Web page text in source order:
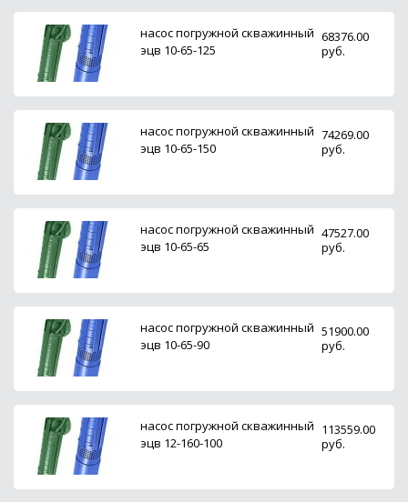
насос погружной скважинный
эцв 10-65-125
68376.00
руб.
насос погружной скважинный
эцв 10-65-150
74269.00
руб.
насос погружной скважинный
эцв 10-65-65
47527.00
руб.
насос погружной скважинный
эцв 10-65-90
51900.00
руб.
насос погружной скважинный
эцв 12-160-100
113559.00
руб.